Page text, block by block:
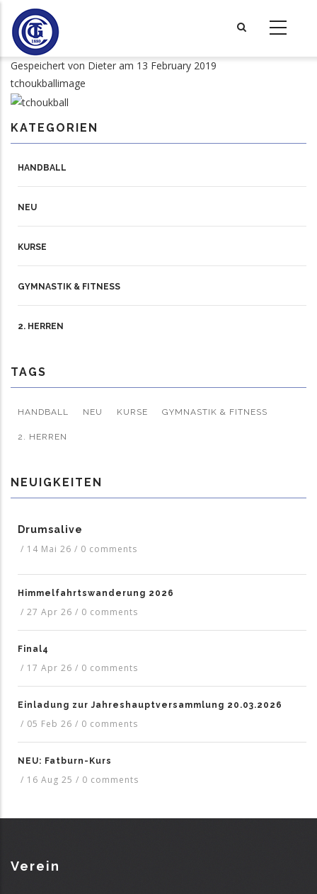
Direkt
zum
Inhalt
Gespeichert von Dieter am 13 February 2019
tchoukballimage
KATEGORIEN
HANDBALL
NEU
KURSE
GYMNASTIK & FITNESS
2. HERREN
TAGS
HANDBALL NEU KURSE GYMNASTIK & FITNESS
2. HERREN
NEUIGKEITEN
Drumsalive
/ 14 Mai 26 / 0 comments
Himmelfahrtswanderung 2026
/ 27 Apr 26 / 0 comments
Final4
/ 17 Apr 26 / 0 comments
Einladung zur Jahreshauptversammlung 20.03.2026
/ 05 Feb 26 / 0 comments
NEU: Fatburn-Kurs
/ 16 Aug 25 / 0 comments
Verein